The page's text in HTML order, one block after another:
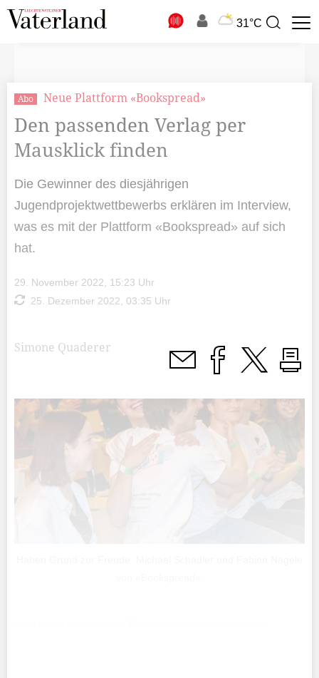
31°C
Suchbegriff
Abo Neue Plattform «Bookspread»
Den passenden Verlag per
Mausklick finden
Die Gewinner des diesjährigen
Jugendprojektwettbewerbs erklären im Interview,
was es mit der Plattform «Bookspread» auf sich
hat.
29. November 2022, 15:23 Uhr
25. Dezember 2022, 03:35 Uhr
Simone Quaderer